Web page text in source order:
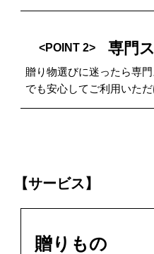
<POINT 2> 専門
贈り物選びに迷ったら専
でも安心してご利用いただ
【サービス】
贈りもの